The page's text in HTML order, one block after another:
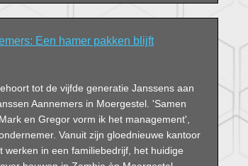
Een hamer pakken blijft
tot de vijfde generatie Janssens aan
Aannemers in Moergestel. 'Samen
en Gregor vorm ik het management',
Vanuit zijn gloednieuwe kantoor
werken in een familiebedrijf, het huidige